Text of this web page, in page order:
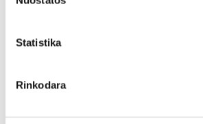
Statistika
Rinkodara